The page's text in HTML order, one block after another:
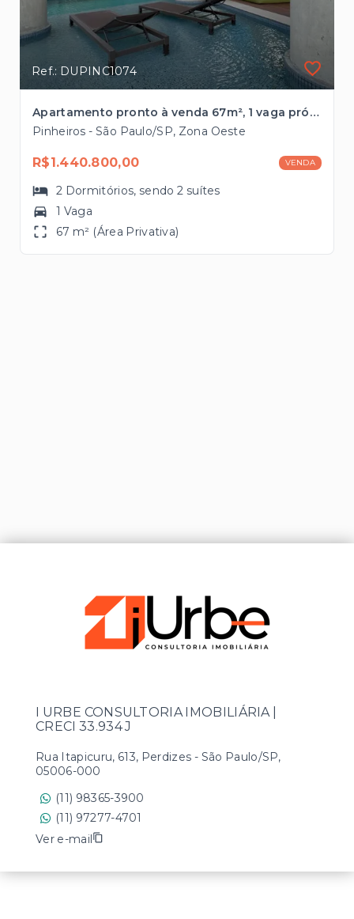
Ref.: DUPINC1074
Apartamento pronto à venda 67m², 1 vaga próximo ao Metrô Faria Lima
Pinheiros - São Paulo/SP, Zona Oeste
R$1.440.800,00 VENDA
2 Dormitórios, sendo2 suítes
1 Vaga
67 m² (Área Privativa)
I URBE CONSULTORIA IMOBILIÁRIA |
CRECI 33.934 J
Rua Itapicuru, 613, Perdizes - São Paulo/SP,
05006-000
(11) 98365-3900
(11) 97277-4701
Ver e-mail